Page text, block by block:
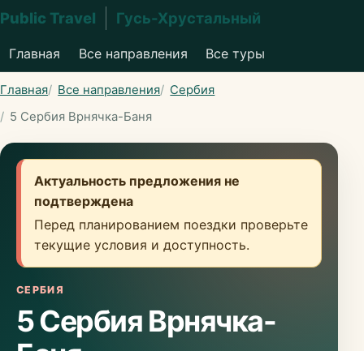
Public Travel Гусь-Хрустальный
Главная Все направления Все туры
Главная Все направления
Сербия
5 Сербия Врнячка-Баня
Актуальность предложения не
подтверждена
Перед планированием поездки проверьте
текущие условия и доступность.
СЕРБИЯ
5 Сербия Врнячка-